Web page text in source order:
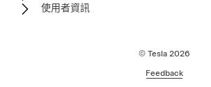
使用者資訊
© Tesla 2026
Feedback